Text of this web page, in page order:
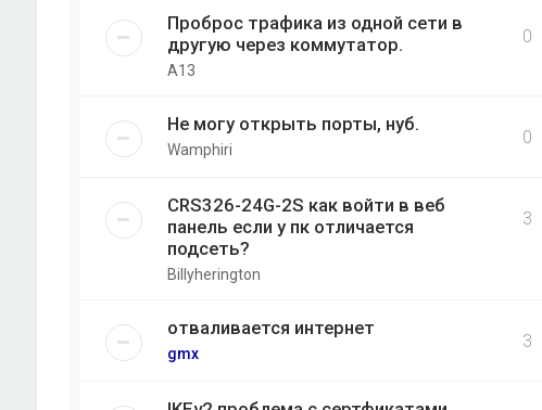
Проброс трафика из одной сети в
другую через коммутатор.
A13
0
Не могу открыть порты, нуб.
Wamphiri
0
CRS326-24G-2S как войти в веб
панель если у пк отличается
подсеть?
Billyherington
3
отваливается интернет
gmx
3